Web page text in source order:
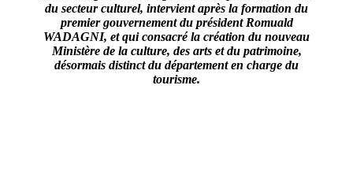
du secteur culturel, intervient après la formation du
premier gouvernement du président Romuald
WADAGNI, et qui consacré la création du nouveau
Ministère de la culture, des arts et du patrimoine,
désormais distinct du département en charge du
tourisme.